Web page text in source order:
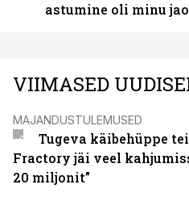
astumine oli minu
VIIMASED
MAJANDUSTULEMUSED
Tugeva käibehüppe
Fractory jäi veel
20 miljonit”